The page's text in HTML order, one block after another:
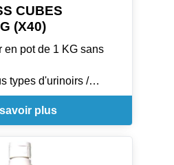
CUBES
(X40)
en pot de 1 KG sans
types d'urinoirs /
septiques
/ Rafraichit / Nettoie /
+/- 10%
plus